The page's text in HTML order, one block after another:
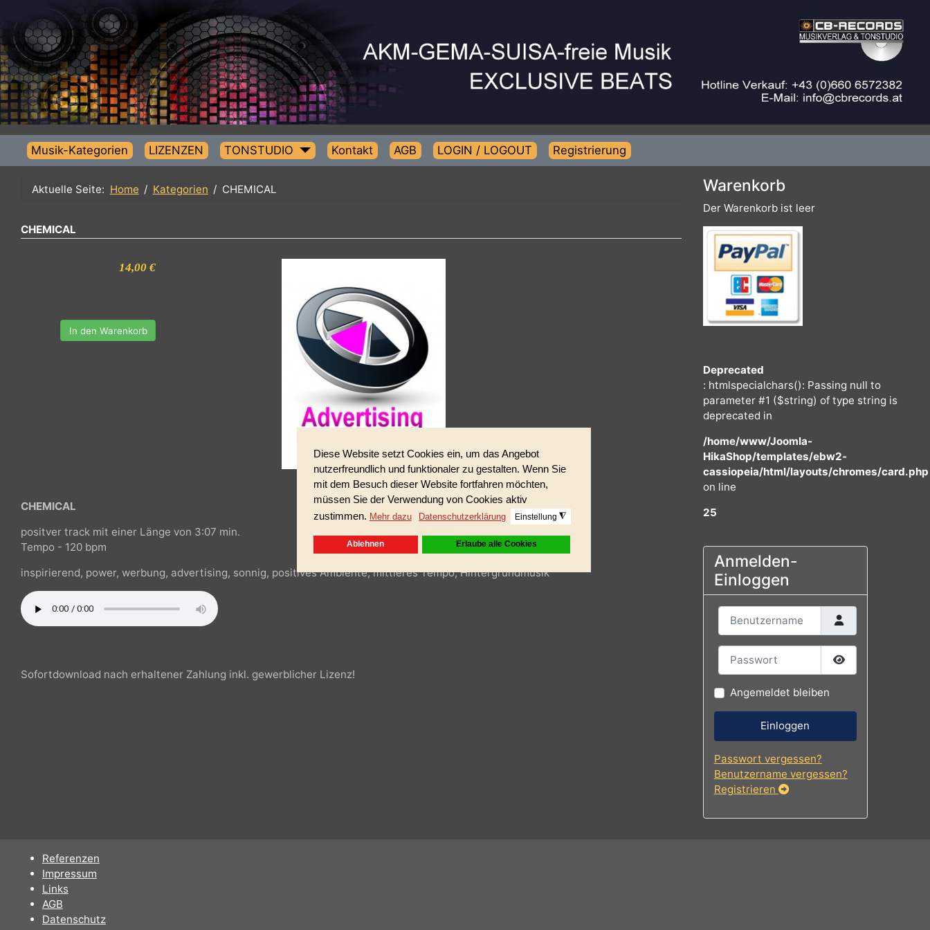
Musik-Kategorien LIZENZEN TONSTUDIO Kontakt AGB LOGIN / LOGOUT Registrierung
Aktuelle Seite:Home Kategorien
CHEMICAL
CHEMICAL
Tempo - 120 bpm
inspirierend, power, werbung, advertising, sonnig, positives Ambiente, mittleres Tempo, Hintergrundmusik
Warenkorb
Deprecated
: htmlspecialchars(): Passing null to
parameter #1 ($string) of type
deprecated in
/home/www/Joomla-
HikaShop/templates/ebw2-
Anmelden-
Einloggen
Benutzername
Passwort
Angemeldet bleiben
Einloggen
Passwort vergessen?
Benutzername vergessen?
Referenzen
Impressum